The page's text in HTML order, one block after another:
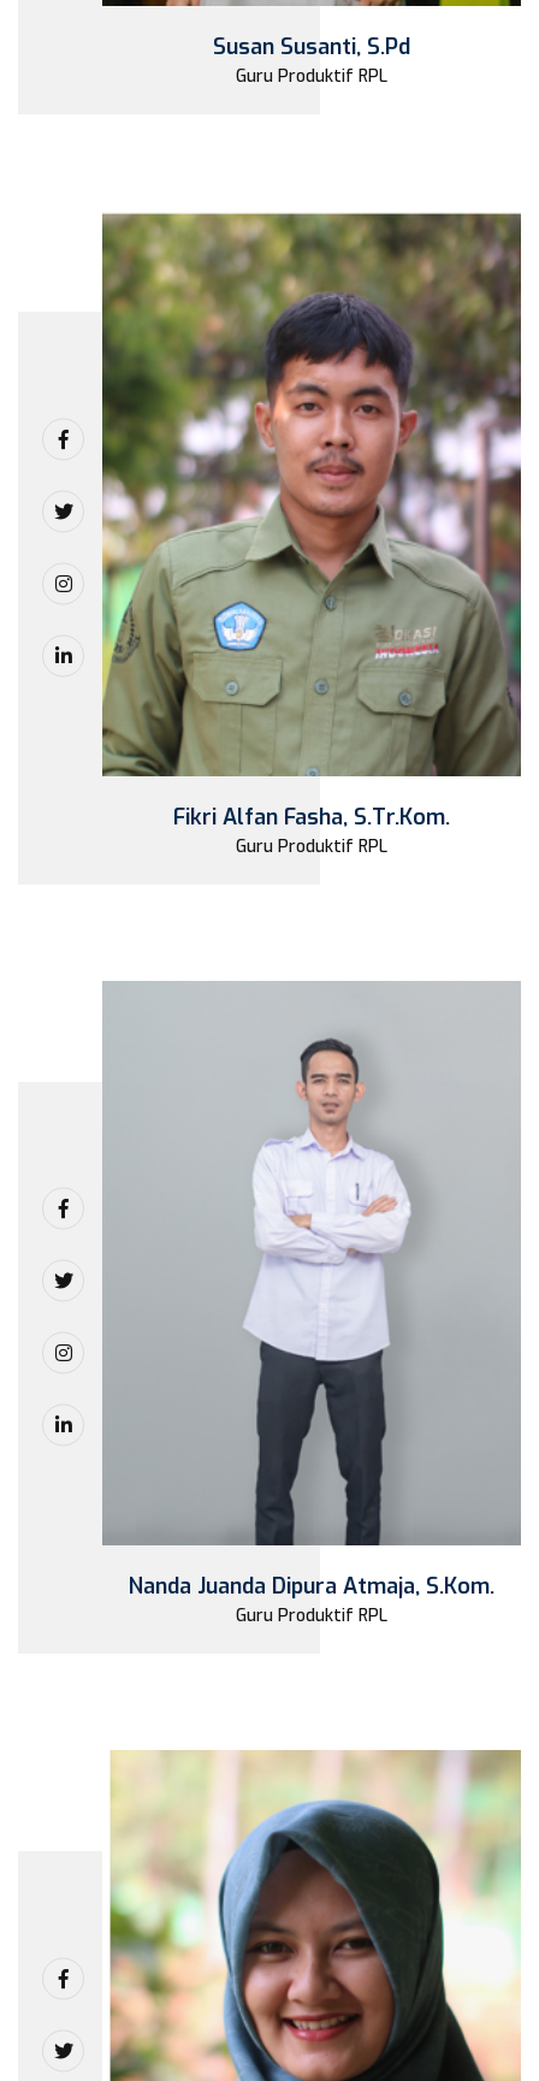
Susan Susanti, S.Pd
Guru Produktif RPL
Fikri Alfan Fasha, S.Tr.Kom.
Guru Produktif RPL
Nanda Juanda Dipura Atmaja, S.Kom.
Guru Produktif RPL